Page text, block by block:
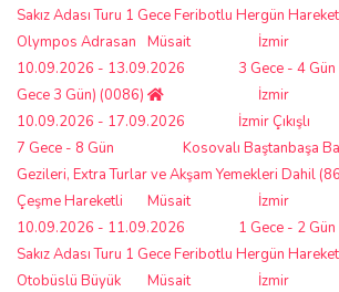
Sakız Adası Turu 1 Gece Feribotlu Hergün
İzmir
Müsait
10.09.2026 - 13.09.2026
3 Gece - 4 Gün
Olympos Adrasan
Gece 3 Gün) (0086)
İzmir
10.09.2026 - 17.09.2026
7 Gece - 8 Gün
İzmir Çıkışlı
Kosovalı Baştanbaşa
Gezileri, Extra Turlar ve Akşam Yemekleri Dahil
İzmir
Müsait
10.09.2026 - 11.09.2026
1 Gece - 2 Gün
Çeşme Hareketli
Sakız Adası Turu 1 Gece Feribotlu Hergün
İzmir
Müsait
Otobüslü Büyük